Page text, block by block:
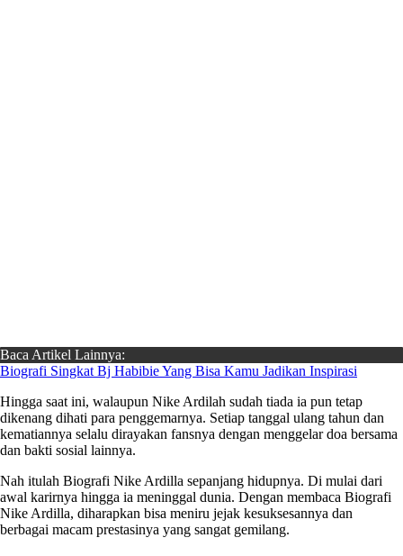
Baca Artikel Lainnya:
Biografi Singkat Bj Habibie Yang Bisa Kamu Jadikan Inspirasi
Hingga saat ini, walaupun Nike Ardilah sudah tiada ia pun tetap
dikenang dihati para penggemarnya. Setiap tanggal ulang tahun dan
kematiannya selalu dirayakan fansnya dengan menggelar doa bersama
dan bakti sosial lainnya.
Nah itulah Biografi Nike Ardilla sepanjang hidupnya. Di mulai dari
awal karirnya hingga ia meninggal dunia. Dengan membaca Biografi
Nike Ardilla, diharapkan bisa meniru jejak kesuksesannya dan
berbagai macam prestasinya yang sangat gemilang.